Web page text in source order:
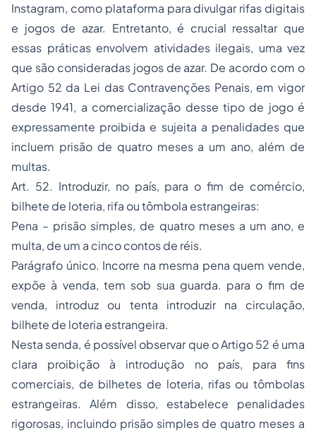
Instagram, como plataforma para divulgar rifas digitais
e jogos de azar. Entretanto, é crucial ressaltar que
essas práticas envolvem atividades ilegais, uma vez
que são consideradas jogos de azar. De acordo com o
Artigo 52 da Lei das Contravenções Penais, em vigor
desde 1941, a comercialização desse tipo de jogo é
expressamente proibida e sujeita a penalidades que
incluem prisão de quatro meses a um ano, além de
multas.
Art. 52. Introduzir, no país, para o fim de comércio,
bilhete de loteria, rifa ou tômbola estrangeiras:
Pena – prisão simples, de quatro meses a um ano, e
multa, de um a cinco contos de réis.
Parágrafo único. Incorre na mesma pena quem vende,
expõe à venda, tem sob sua guarda. para o fim de
venda, introduz ou tenta introduzir na circulação,
bilhete de loteria estrangeira.
Nesta senda, é possível observar que o Artigo 52 é uma
clara proibição à introdução no país, para fins
comerciais, de bilhetes de loteria, rifas ou tômbolas
estrangeiras. Além disso, estabelece penalidades
rigorosas, incluindo prisão simples de quatro meses a